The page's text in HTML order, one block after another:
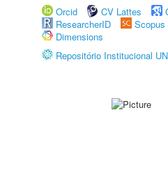
Orcid
CV Lattes
ResearcherID
Scopus
Dimensions
Repositório Institucional